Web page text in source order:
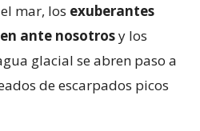
mar, los exuberantes
ante nosotrosy los
glacial se abren paso a
de escarpados picos